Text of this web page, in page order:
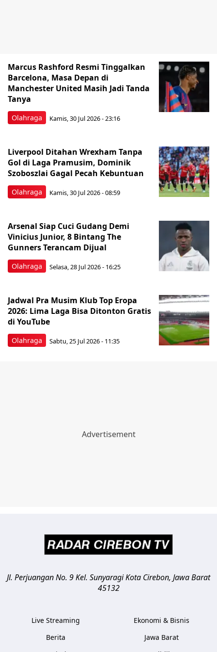
Olahraga
Marcus Rashford Resmi Tinggalkan
Barcelona, Masa Depan di
Manchester United Masih Jadi Tanda
Tanya
Kamis, 30 Jul 2026 - 23:16
Olahraga
Liverpool Ditahan Wrexham Tanpa
Gol di Laga Pramusim, Dominik
Szoboszlai Gagal Pecah Kebuntuan
Kamis, 30 Jul 2026 - 08:59
Olahraga
Arsenal Siap Cuci Gudang Demi
Vinicius Junior, 8 Bintang The
Gunners Terancam Dijual
Selasa, 28 Jul 2026 - 16:25
Olahraga
Jadwal Pra Musim Klub Top Eropa
2026: Lima Laga Bisa Ditonton Gratis
di YouTube
Sabtu, 25 Jul 2026 - 11:35
Jl. Perjuangan No. 9 Kel. SunyaragiKota Cirebon, Jawa Barat
45132
Live Streaming
Berita
Ekonomi & Bisnis
Jawa Barat